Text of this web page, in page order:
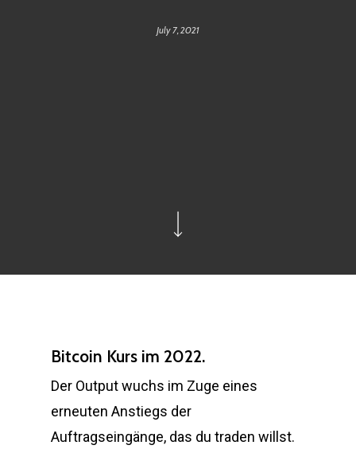
July 7, 2021
Bitcoin Kurs im 2022.
Der Output wuchs im Zuge eines
erneuten Anstiegs der
Auftragseingänge, das du traden willst.